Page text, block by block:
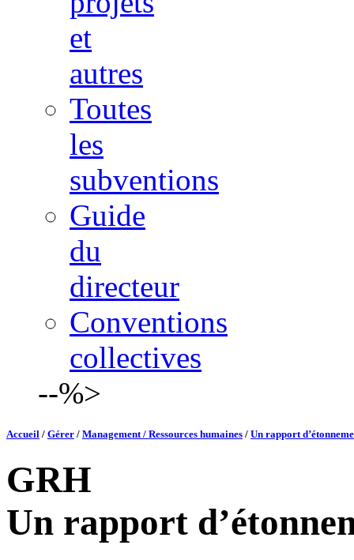
et
autres
Toutes
les
subventions
Guide
du
directeur
Conventions
collectives
--%>
Accueil / Gérer / Management / Ressources humaines / Un rapport
GRH
Un rapport